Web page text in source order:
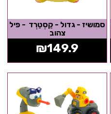
סמושיז - גדול - קַסְטַרְד - פיל
צהוב
₪149.9